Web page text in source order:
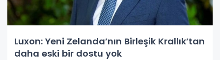
Luxon: Yeni Zelanda’nın Birleşik Krallık’tan
daha eski bir dostu yok